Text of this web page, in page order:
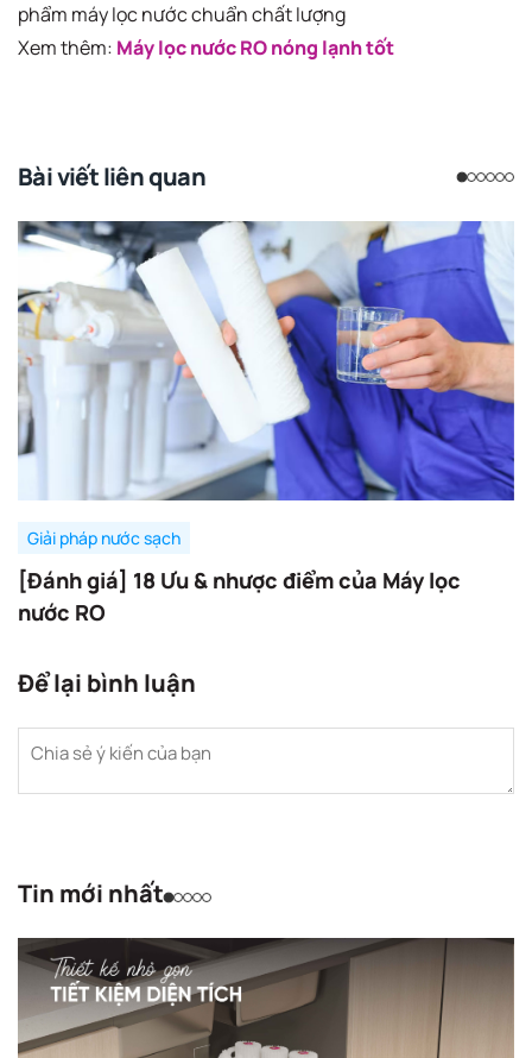
phẩm máy lọc nước chuẩn chất lượng
Xem thêm: Máy lọc nước RO nóng lạnh tốt
Bài viết liên quan
Giải pháp nước sạch
[Đánh giá] 18 Ưu & nhược điểm của Máy lọc
nước RO
Để lại bình luận
Tin mới nhất